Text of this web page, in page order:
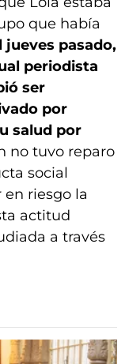
que había
jueves pasado,
periodista
ser
por
salud por
no tuvo reparo
social
riesgo la
actitud
a través